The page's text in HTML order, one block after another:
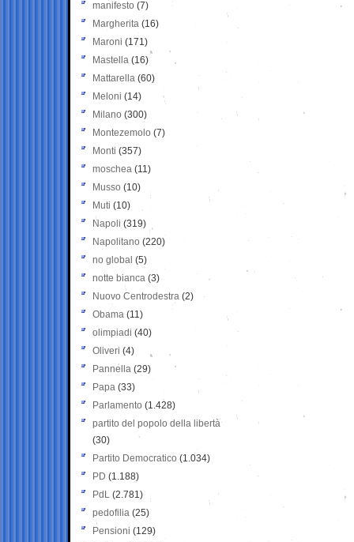
manifesto (7)
Margherita (16)
Maroni (171)
Mastella (16)
Mattarella (60)
Meloni (14)
Milano (300)
Montezemolo (7)
Monti (357)
moschea (11)
Musso (10)
Muti (10)
Napoli (319)
Napolitano (220)
no global (5)
notte bianca (3)
Nuovo Centrodestra (2)
Obama (11)
olimpiadi (40)
Oliveri (4)
Pannella (29)
Papa (33)
Parlamento (1.428)
partito del popolo della libertà
(30)
Partito Democratico (1.034)
PD (1.188)
PdL (2.781)
pedofilia (25)
Pensioni (129)